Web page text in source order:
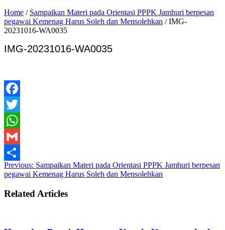
Home / Sampaikan Materi pada Orientasi PPPK Jamhuri berpesan
pegawai Kemenag Harus Soleh dan Mensolehkan /IMG-
20231016-WA0035
IMG-20231016-WA0035
Facebook
Twitter
WhatsApp
Gmail
Share
Previous: Sampaikan Materi pada Orientasi PPPK Jamhuri berpesan
pegawai Kemenag Harus Soleh dan Mensolehkan
Related Articles